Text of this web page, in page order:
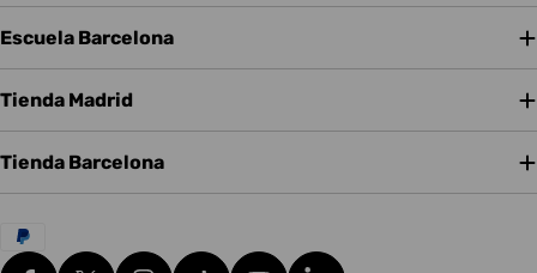
Escuela Barcelona
Tienda Madrid
Tienda Barcelona
Métodos
de